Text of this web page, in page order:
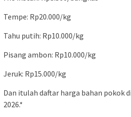
Tempe: Rp20.000/kg
Tahu putih: Rp10.000/kg
Pisang ambon: Rp10.000/kg
Jeruk: Rp15.000/kg
Dan itulah daftar harga bahan pokok
2026.*